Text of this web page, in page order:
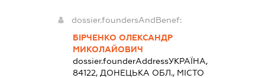
dossier.foundersAndBenef:
БІРЧЕНКО ОЛЕКСАНДР
МИКОЛАЙОВИЧ
dossier.founderAddressУКРАЇНА,
84122, ДОНЕЦЬКА ОБЛ., МІСТО